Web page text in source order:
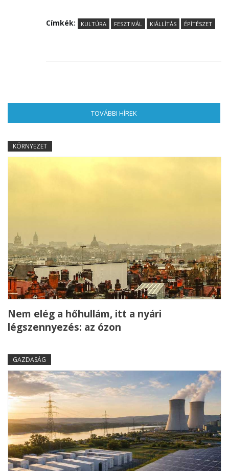
Címkék: KULTÚRA FESZTIVÁL KIÁLLÍTÁS ÉPÍTÉSZET
TOVÁBBI HÍREK
KÖRNYEZET
Nem elég a hőhullám, itt a nyári
légszennyezés: az ózon
GAZDASÁG